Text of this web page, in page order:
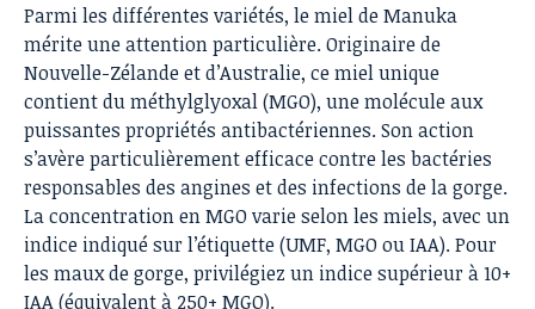
Parmi les différentes variétés, lemiel de Manuka
mérite une attention particulière. Originaire de
Nouvelle-Zélande et d’Australie, ce miel unique
contient du méthylglyoxal (MGO), une molécule aux
puissantes propriétés antibactériennes. Son action
s’avère particulièrement efficace contre les bactéries
responsables des angines et des infections de la gorge.
La concentration en MGO varie selon les miels, avec un
indice indiqué sur l’étiquette (UMF, MGO ou IAA). Pour
les maux de gorge, privilégiez un indice supérieur à 10+
IAA (équivalent à 250+ MGO).